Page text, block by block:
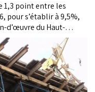
1,3 point entre les
pour s’établir à 9,5%,
d’œuvre du Haut-
s’est
emplois rémunérés.
: le chômage
chez les femmes,
de la main-